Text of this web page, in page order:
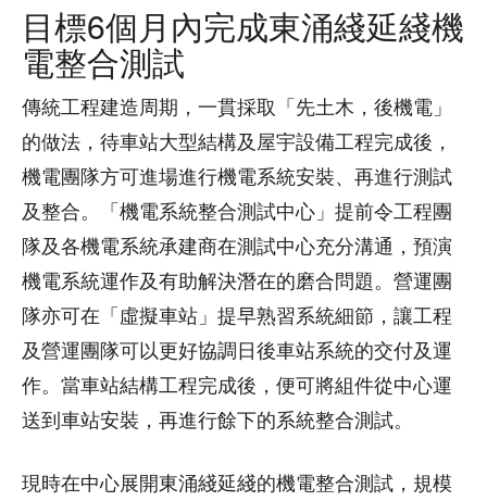
目標6個月內完成東涌綫延綫機
電整合測試
傳統工程建造周期，一貫採取「先土木，後機電」
的做法，待車站大型結構及屋宇設備工程完成後，
機電團隊方可進場進行機電系統安裝、再進行測試
及整合。「機電系統整合測試中心」提前令工程團
隊及各機電系統承建商在測試中心充分溝通，預演
機電系統運作及有助解決潛在的磨合問題。營運團
隊亦可在「虛擬車站」提早熟習系統細節，讓工程
及營運團隊可以更好協調日後車站系統的交付及運
作。當車站結構工程完成後，便可將組件從中心運
送到車站安裝，再進行餘下的系統整合測試。
現時在中心展開東涌綫延綫的機電整合測試，規模